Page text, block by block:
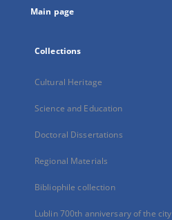
Main page
Collections
Cultural Heritage
Science and Education
Doctoral Dissertations
Regional Materials
Bibliophile collection
Lublin 700th anniversary of the city